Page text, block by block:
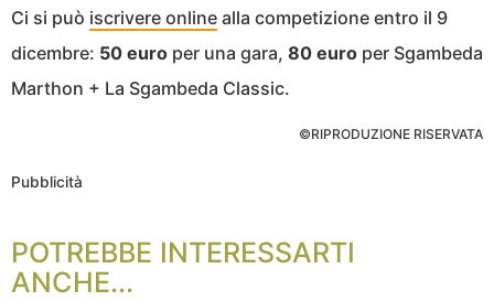
Ci si può iscrivere online alla competizione entro il 9
dicembre: 50 euro per una gara, 80 euro per Sgambeda
Marthon + La Sgambeda Classic.
©RIPRODUZIONE RISERVATA
Pubblicità
POTREBBE INTERESSARTI
ANCHE...